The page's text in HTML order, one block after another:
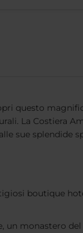
questo
La Costiera
sue splendide
boutique
un monastero